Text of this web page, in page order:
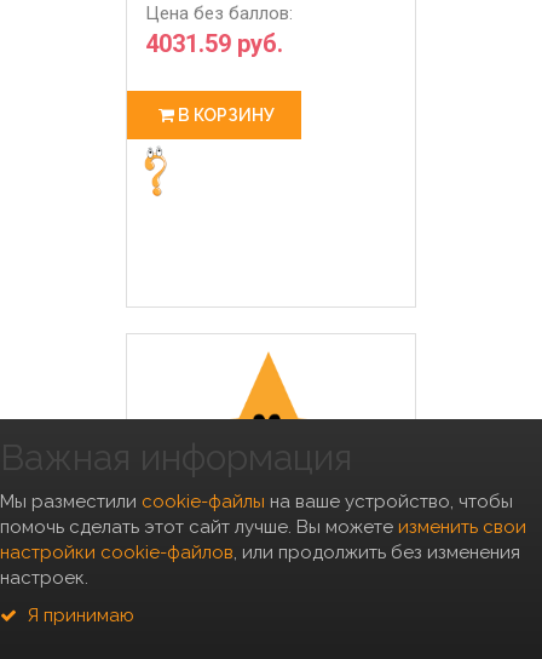
Цена без баллов:
4031.59 руб.
В КОРЗИНУ
Важная информация
Мы разместили cookie-файлы на ваше устройство, чтобы
помочь сделать этот сайт лучше. Вы можете изменить свои
настройки cookie-файлов, или продолжить без изменения
настроек.
Я принимаю